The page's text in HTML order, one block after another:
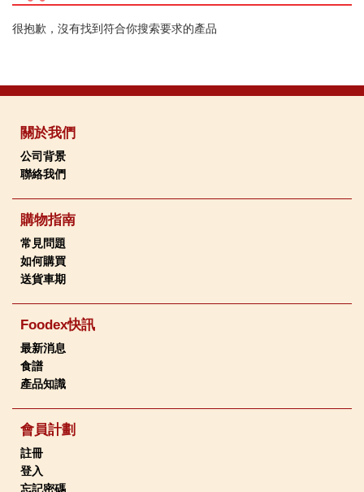
很抱歉，沒有找到符合你搜索要求的產品
關於我們
公司背景
聯絡我們
購物指南
常見問題
如何購買
送貨車期
Foodex快訊
最新消息
食譜
產品知識
會員計劃
註冊
登入
忘記密碼